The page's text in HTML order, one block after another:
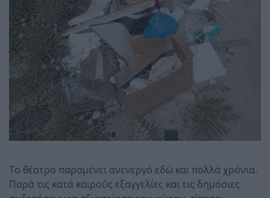
Το θέατρο παραμένει ανενεργό εδώ και πολλά χρόνια.
Παρά τις κατά καιρούς εξαγγελίες και τις δημόσιες